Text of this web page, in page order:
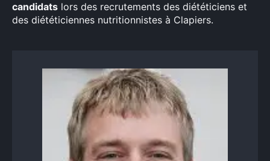
candidats lors des recrutements des diététiciens et
des diététiciennes nutritionnistes à Clapiers.